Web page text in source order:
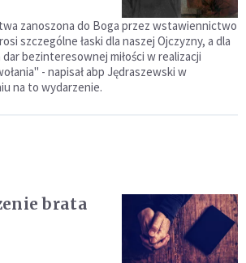
zanoszona do Boga przez wstawiennictwo
szczególne łaski dla naszej Ojczyzny, a dla
bezinteresownej miłości w realizacji
- napisał abp Jędraszewski w
na to wydarzenie.
brata